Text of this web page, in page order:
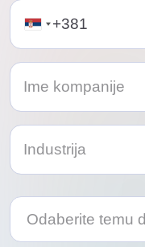
Telephone
Odaberite
temu
da
Odaberite
temu